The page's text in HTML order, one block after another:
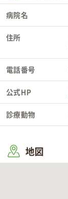
病院名
住所
電話番号
公式HP
診療動物
地図